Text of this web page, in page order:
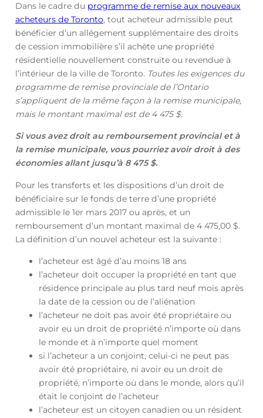
Dans le cadre du programme de remise aux nouveaux
acheteurs de Toronto, tout acheteur admissible peut
bénéficier d’un allégement supplémentaire des droits
de cession immobilière s’il achète une propriété
résidentielle nouvellement construite ou revendue à
l’intérieur de la ville de Toronto. Toutes les exigences du
programme de remise provinciale de l’Ontario
s’appliquent de la même façon à la remise municipale,
mais le montant maximal est de 4 475 $.
Si vous avez droit au remboursement provincial et à
la remise municipale, vous pourriez avoir droit à des
économies allant jusqu’à 8 475 $.
Pour les transferts et les dispositions d’un droit de
bénéficiaire sur le fonds de terre d’une propriété
admissible le 1er mars 2017 ou après, et un
remboursement d’un montant maximal de 4 475,00 $.
La définition d’un nouvel acheteur est la suivante :
l’acheteur est âgé d’au moins 18 ans
l’acheteur doit occuper la propriété en tant que
résidence principale au plus tard neuf mois après
la date de la cession ou de l’aliénation
l’acheteur ne doit pas avoir été propriétaire ou
avoir eu un droit de propriété n’importe où dans
le monde et à n’importe quel moment
si l’acheteur a un conjoint, celui-ci ne peut pas
avoir été propriétaire, ni avoir eu un droit de
propriété, n’importe où dans le monde, alors qu’il
était le conjoint de l’acheteur
l’acheteur est un citoyen canadien ou un résident